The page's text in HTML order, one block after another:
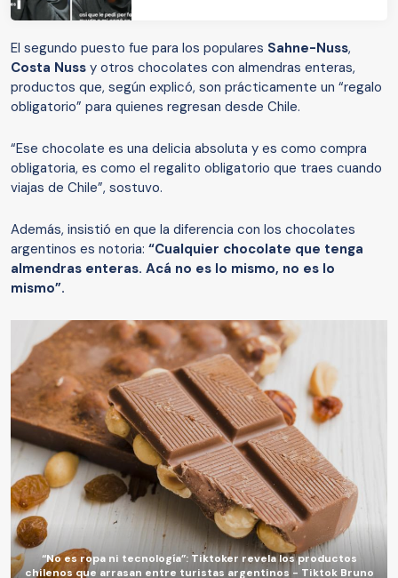
El segundo puesto fue para los populares Sahne-Nuss,
Costa Nuss y otros chocolates con almendras enteras,
productos que, según explicó, son prácticamente un “regalo
obligatorio” para quienes regresan desde Chile.
“Ese chocolate es una delicia absoluta y es como compra
obligatoria, es como el regalito obligatorio que traes cuando
viajas de Chile”, sostuvo.
Además, insistió en que la diferencia con los chocolates
argentinos es notoria: “Cualquier chocolate que tenga
almendras enteras. Acá no es lo mismo, no es lo
mismo”.
“No es ropa ni tecnología”: Tiktoker revela los productos
chilenos que arrasan entre turistas argentinos - Tiktok Bruno